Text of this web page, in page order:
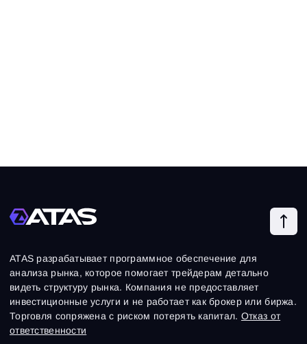
ATAS разрабатывает программное обеспечение для
анализа рынка, которое помогает трейдерам детально
видеть структуру рынка. Компания не предоставляет
инвестиционные услуги и не работает как брокер или биржа.
Торговля сопряжена с риском потерять капитал. Отказ от
ответственности